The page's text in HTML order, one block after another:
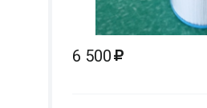
6 500